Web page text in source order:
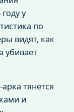
у
по
видят, как
убивает
тянется
и